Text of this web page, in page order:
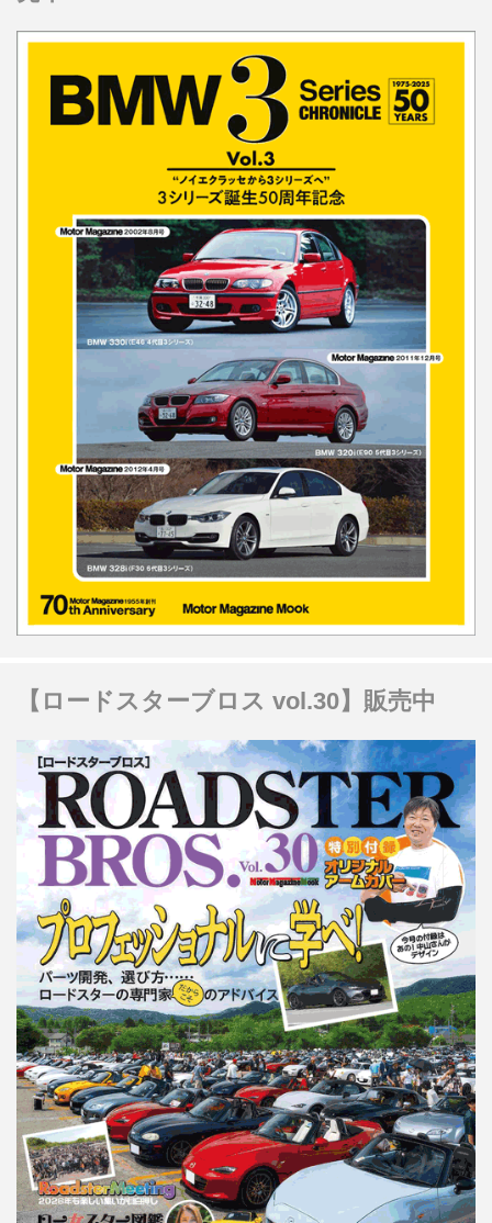
【ロードスターブロス vol.30】販売中